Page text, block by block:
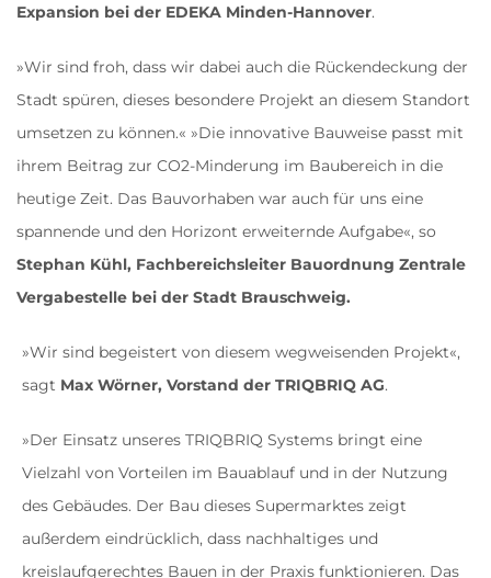
Expansion bei der EDEKA Minden-Hannover.
»Wir sind froh, dass wir dabei auch die Rückendeckung der
Stadt spüren, dieses besondere Projekt an diesem Standort
umsetzen zu können.« »Die innovative Bauweise passt mit
ihrem Beitrag zur CO2-Minderung im Baubereich in die
heutige Zeit. Das Bauvorhaben war auch für uns eine
spannende und den Horizont erweiternde Aufgabe«, so
Stephan Kühl, Fachbereichsleiter Bauordnung Zentrale
Vergabestelle bei der Stadt Brauschweig.
»Wir sind begeistert von diesem wegweisenden Projekt«,
sagt Max Wörner, Vorstand der TRIQBRIQ AG.
»Der Einsatz unseres TRIQBRIQ Systems bringt eine
Vielzahl von Vorteilen im Bauablauf und in der Nutzung
des Gebäudes. Der Bau dieses Supermarktes zeigt
außerdem eindrücklich, dass nachhaltiges und
kreislaufgerechtes Bauen in der Praxis funktionieren. Das